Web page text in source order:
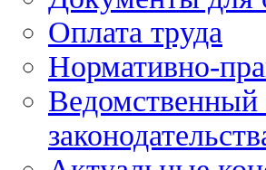
Оплата труда
Нормативно-
Ведомственный